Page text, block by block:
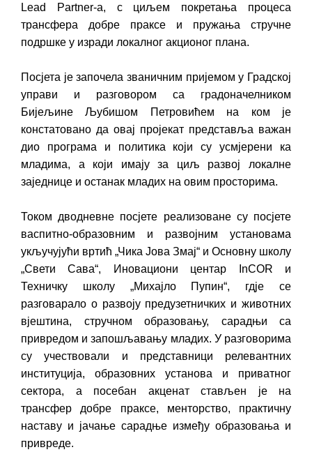
Lead Partner-а, с циљем покретања процеса
трансфера добре праксе и пружања стручне
подршке у изради локалног акционог плана.
Посјета је започела званичним пријемом у Градској
управи и разговором са градоначелником
Бијељине Љубишом Петровићем на ком је
констатовано да овај пројекат представља важан
дио програма и политика који су усмјерени ка
младима, а који имају за циљ развој локалне
заједнице и останак младих на овим просторима.
Током дводневне посјете реализоване су посјете
васпитно-образовним и развојним установама
укључујући вртић „Чика Јова Змај“ и Основну школу
„Свети Сава“, Иновациони центар InCOR и
Техничку школу „Михајло Пупин“, гдје се
разговарало о развоју предузетничких и животних
вјештина, стручном образовању, сарадњи са
привредом и запошљавању младих. У разговорима
су учествовали и представници релевантних
институција, образовних установа и приватног
сектора, а посебан акценат стављен је на
трансфер добре праксе, менторство, практичну
наставу и јачање сарадње између образовања и
привреде.